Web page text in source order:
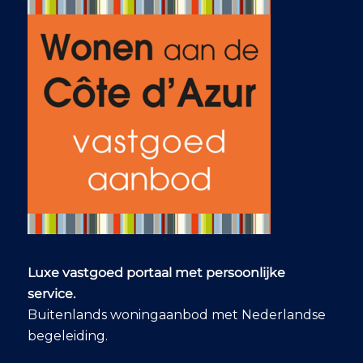
Luxe vastgoed portaal met persoonlijke
service.
Buitenlands woningaanbod met Nederlandse
begeleiding.